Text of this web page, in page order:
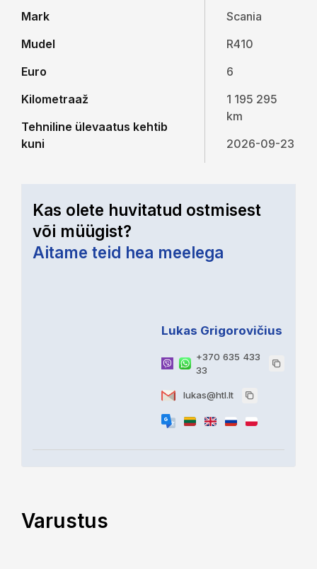
Mark
Mudel
Euro
Kilometraaž
Tehniline ülevaatus kehtib
kuni
Scania
R410
6
1 195 295
km
2026-09-23
Kas olete huvitatud ostmisest
või müügist?
Aitame teid hea meelega
Lukas Grigorovičius
+370 635 433
33
lukas@htl.lt
Varustus